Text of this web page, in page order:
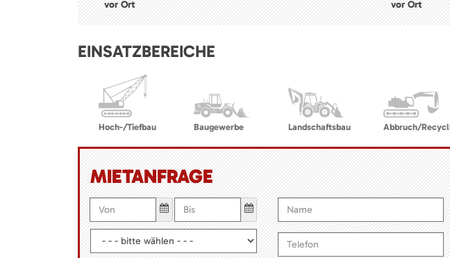
vor Ort
vor Ort
EINSATZBEREICHE
Hoch-/Tiefbau Baugewerbe Landschaftsbau Abbruch/
MIETANFRAGE